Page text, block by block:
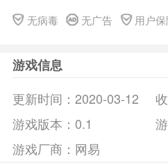
新鲜的枪战乐趣。 通过全自由捏
你的独特格调，给对手不可磨灭
女战士·蕾拉登场 来自未来的传
的自信心和正义感。正是强大的
勇气，以及小小的幸运，让她在
新赛季-超钛战场正式开启，蓝光
无病毒 无广告 用户
游戏信息
更新时间： 2020-03-12
游戏版本： 0.1
游戏厂商： 网易